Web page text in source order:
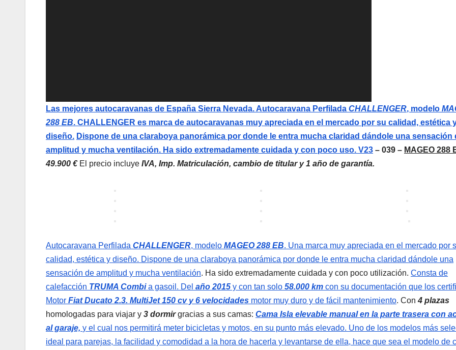
Las mejores autocaravanas de España Sierra Nevada. Autocaravana Perfilada CHALLENGER, modelo
288 EB. CHALLENGER es marca de autocaravanas muy apreciada en el mercado por su calidad, estética
diseño. Dispone de una claraboya panorámica por donde le entra mucha claridad dándole una sensación
amplitud y mucha ventilación. Ha sido extremadamente cuidada y con poco uso. V23 – 039 – MAGEO 288
49.900 €El precio incluye IVA, Imp. Matriculación, cambio de titular y 1 año de garantía.
Autocaravana Perfilada CHALLENGER, modelo MAGEO 288 EB. Una marca muy apreciada en el mercado por
calidad, estética y diseño. Dispone de una claraboya panorámica por donde le entra mucha claridad dándole una
sensación de amplitud y mucha ventilación. Ha sido extremadamente cuidada y con poco utilización. Consta de
calefacción TRUMA Combia gasoil. Del año 2015 y con tan solo 58.000 km con su documentación que los
Motor Fiat Ducato 2.3. MultiJet 150 cv y 6 velocidades motor muy duro y de fácil mantenimiento. Con4 plazas
homologadas para viajar y 3 dormirgracias a sus camas: Cama Isla elevable manualen la parte trasera con
al garaje, y el cual nos permitirá meter bicicletas y motos, en su punto más elevado. Uno de los modelos más
ideal para parejas, la facilidad y comodidad a la hora de hacerla y levantarse de ella, hace que sea el modelo de